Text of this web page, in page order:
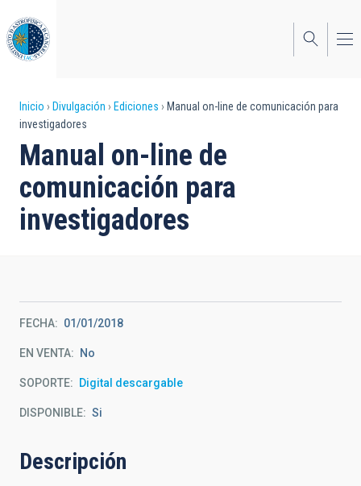
al
contenido
principal
Sobrescribir
enlaces
de
ayuda
a
Inicio Divulgación Ediciones
Manual on-line de comunicación para
investigadores
Manual on-line de
comunicación para
investigadores
FECHA 01/01/2018
EN VENTA No
SOPORTE Digital descargable
DISPONIBLE Si
Descripción